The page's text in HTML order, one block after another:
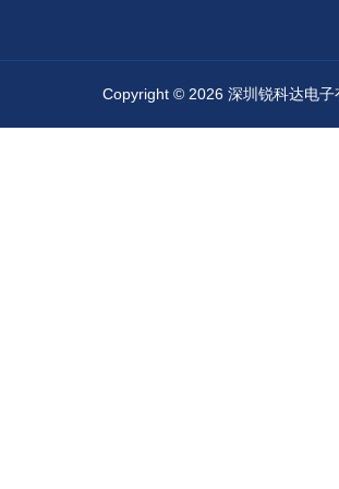
Copyright © 2026 深圳锐科达电